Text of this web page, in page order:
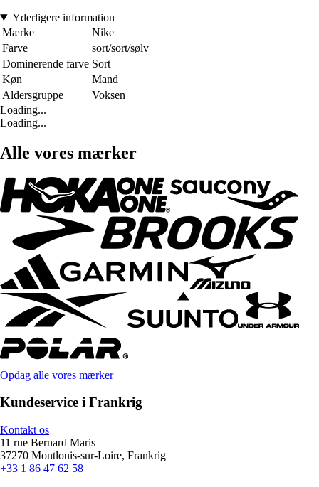
Yderligere information
Mærke
Nike
Farve
sort/sort/sølv
Dominerende farve Sort
Køn
Mand
Aldersgruppe
Voksen
Loading...
Loading...
Alle vores mærker
Opdag alle vores mærker
Kundeservice i Frankrig
Kontakt os
11 rue Bernard Maris
37270 Montlouis-sur-Loire, Frankrig
+33 1 86 47 62 58